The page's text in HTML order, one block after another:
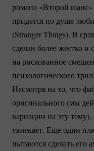
романа «Второй
придется по душе
(Stranger Things). В
сделан более жестко и
на рискованное
психологического
Несмотря на то, что
оригинального (мы
вариации на эту
увлекает. Еще один
пытаются сделать его